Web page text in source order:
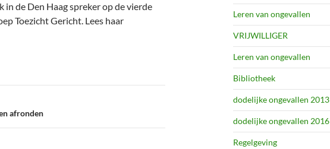
in de Den Haag spreker op de vierde
Toezicht Gericht. Lees haar
afronden
Leren van ongevallen
VRIJWILLIGER
Leren van ongevallen
Bibliotheek
dodelijke ongevallen 2013
dodelijke ongevallen 2016
Regelgeving